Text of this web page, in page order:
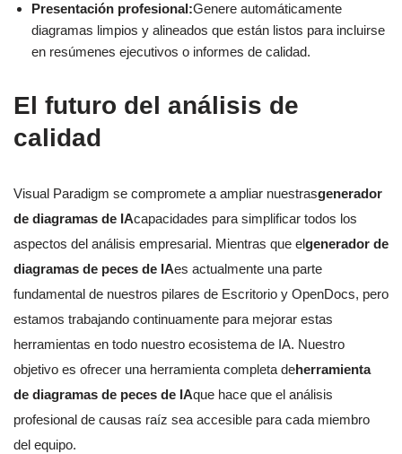
Presentación profesional:Genere automáticamente
diagramas limpios y alineados que están listos para incluirse
en resúmenes ejecutivos o informes de calidad.
El futuro del análisis de
calidad
Visual Paradigm se compromete a ampliar nuestrasgenerador
de diagramas de IAcapacidades para simplificar todos los
aspectos del análisis empresarial. Mientras que elgenerador de
diagramas de peces de IAes actualmente una parte
fundamental de nuestros pilares de Escritorio y OpenDocs, pero
estamos trabajando continuamente para mejorar estas
herramientas en todo nuestro ecosistema de IA. Nuestro
objetivo es ofrecer una herramienta completa deherramienta
de diagramas de peces de IAque hace que el análisis
profesional de causas raíz sea accesible para cada miembro
del equipo.